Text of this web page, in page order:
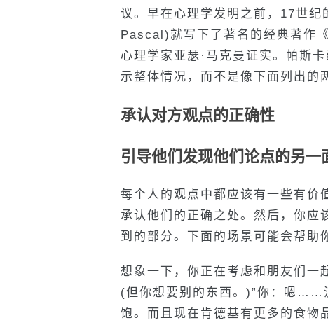
议。早在心理学发明之前，17世
Pascal)就写下了著名的经典著作
心理学家亚瑟·马克曼证实。帕斯
示整体情况，而不是像下面列出的
承认对方观点的正确性
引导他们发现他们论点的另一
每个人的观点中都应该有一些有价
承认他们的正确之处。然后，你应
到的部分。下面的场景可能会帮助
想象一下，你正在考虑和朋友们一
(但你想要别的东西。)”你：嗯……
饱。而且现在肯德基有更多的食物